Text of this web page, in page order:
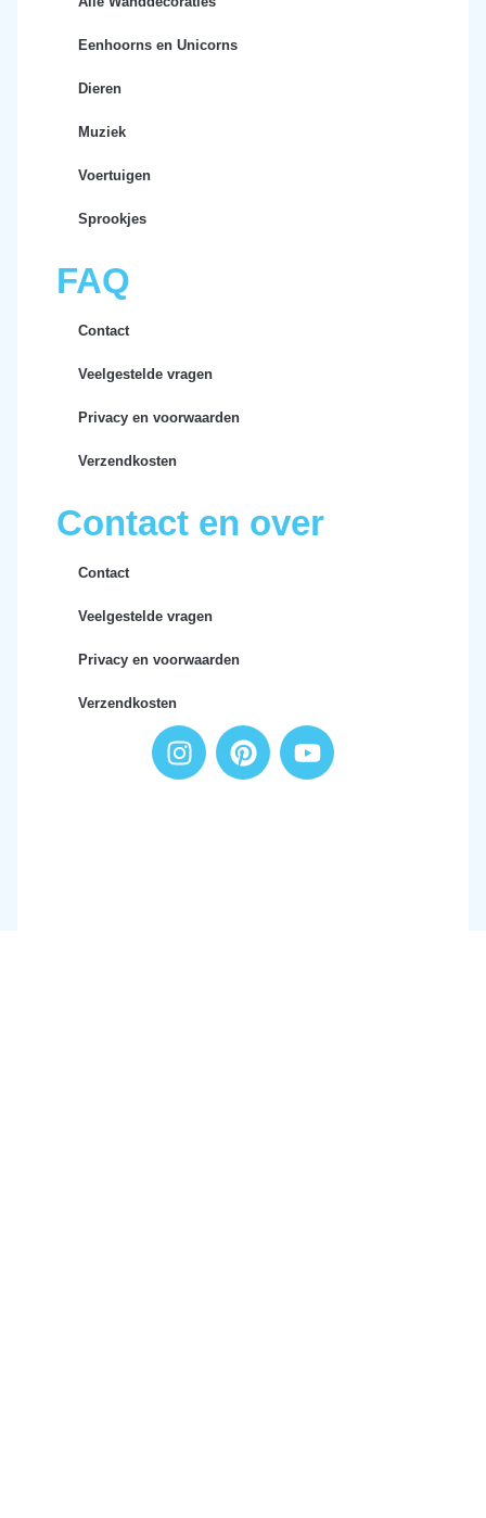
Eenhoorns en Unicorns
Dieren
Muziek
Voertuigen
Sprookjes
FAQ
Contact
Veelgestelde vragen
Privacy en voorwaarden
Verzendkosten
Contact en over
Contact
Veelgestelde vragen
Privacy en voorwaarden
Verzendkosten